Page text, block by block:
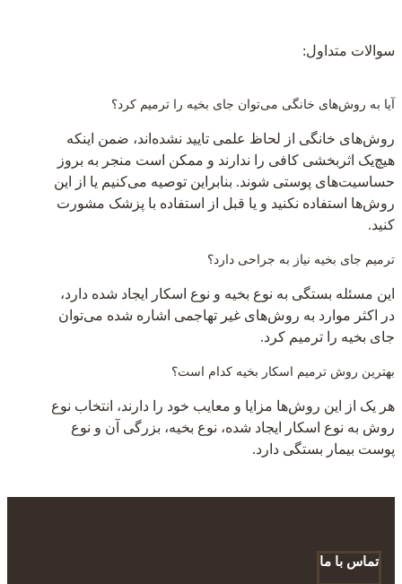
سوالات متداول:
آیا به روش‌های خانگی می‌توان جای بخیه را ترمیم کرد؟
روش‌های خانگی از لحاظ علمی تایید نشده‌اند، ضمن اینکه
هیچ‌یک اثربخشی کافی را ندارند و ممکن است منجر به بروز
حساسیت‌های پوستی شوند. بنابراین توصیه می‌کنیم یا از این
روش‌ها استفاده نکنید و یا قبل از استفاده با پزشک مشورت
کنید.
ترمیم جای بخیه نیاز به جراحی دارد؟
این مسئله بستگی به نوع بخیه و نوع اسکار ایجاد شده دارد،
در اکثر موارد به روش‌های غیر تهاجمی اشاره شده می‌توان
جای بخیه را ترمیم کرد.
بهترین روش ترمیم اسکار بخیه کدام است؟
هر یک از این روش‌ها مزایا و معایب خود را دارند، انتخاب نوع
روش به نوع اسکار ایجاد شده، نوع بخیه، بزرگی آن و نوع
پوست بیمار بستگی دارد.
تماس با ما